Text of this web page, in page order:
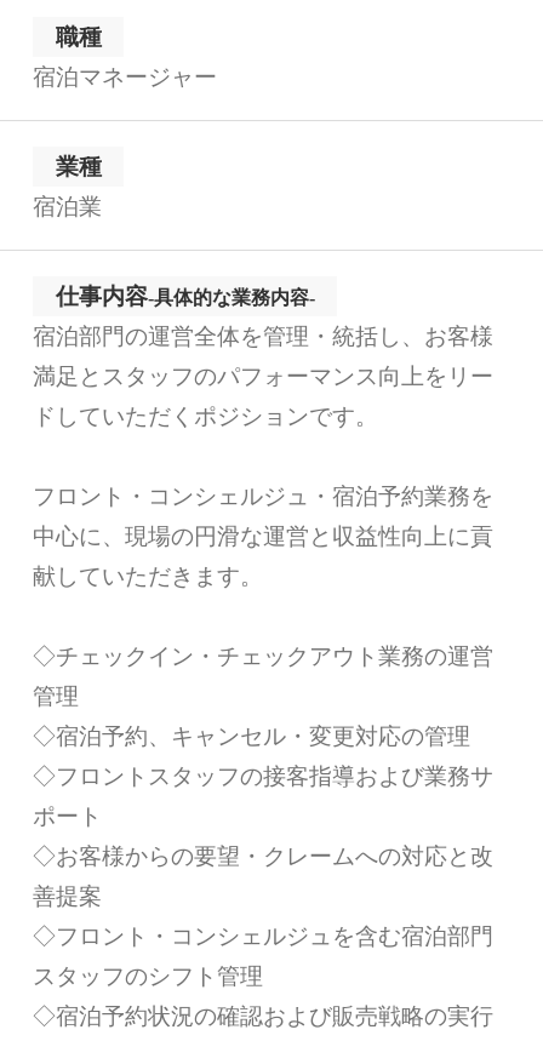
職種
宿泊マネージャー
業種
宿泊業
仕事内容-具体的な業務内容-
宿泊部門の運営全体を管理・統括し、お客様
満足とスタッフのパフォーマンス向上をリー
ドしていただくポジションです。
フロント・コンシェルジュ・宿泊予約業務を
中心に、現場の円滑な運営と収益性向上に貢
献していただきます。
◇チェックイン・チェックアウト業務の運営
管理
◇宿泊予約、キャンセル・変更対応の管理
◇フロントスタッフの接客指導および業務サ
ポート
◇お客様からの要望・クレームへの対応と改
善提案
◇フロント・コンシェルジュを含む宿泊部門
スタッフのシフト管理
◇宿泊予約状況の確認および販売戦略の実行